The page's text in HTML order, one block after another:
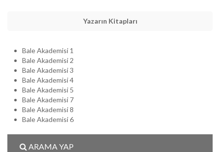
Yazarın Kitapları
Bale Akademisi 1
Bale Akademisi 2
Bale Akademisi 3
Bale Akademisi 4
Bale Akademisi 5
Bale Akademisi 7
Bale Akademisi 8
Bale Akademisi 6
ARAMA YAP